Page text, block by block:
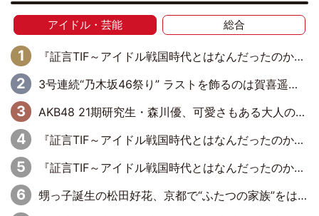
アイドル・芸能 総合
『証言TIF～アイドル戦国時代とはなんだったのか～』第6回：でんぱ組.inc・古川未鈴×相沢梨紗「『ハロプロやりたかったな』って言ったら、夢眠ねむさんに『てめえはでんぱ組．incなんだよ！』って肩パンされて(笑)」
3号連続“乃木坂46祭り” ラストを飾るのは賀喜遥香…5年ぶりの登場に「5年分大人になった私を見ていただけたら」
AKB48 21期研究生・森川優、可愛さもある大人の女性に
『証言TIF～アイドル戦国時代とはなんだったのか～』第11回：私立恵比寿中学・真山りか×安本彩花「TIFで10年ぶりのキョンシーメイクをしたら、場を完全に引かせてしまって。時代が変わったんだなって」
『証言TIF～アイドル戦国時代とはなんだったのか～』第10回：さくら学院・武藤彩未×飯田らうら「正直、中3で辞めるというのを信じてなくて。そう言われてはいたけど、嘘でしょって」
甥っ子誕生の松田好花、京都で“ふたつの家族”をはしご！ “母”黒谷友香に見送られ、“父”松岡昌宏とはハシゴ酒